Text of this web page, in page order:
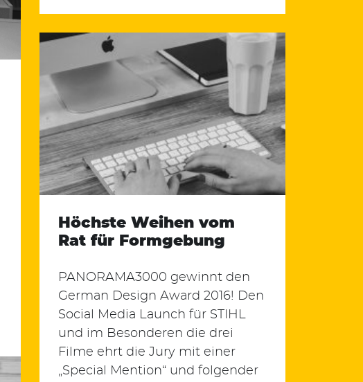
Höchste Weihen vom
Rat für Formgebung
PANORAMA3000 gewinnt den
German Design Award 2016! Den
Social Media Launch für STIHL
und im Besonderen die drei
Filme ehrt die Jury mit einer
„Special Mention“ und folgender